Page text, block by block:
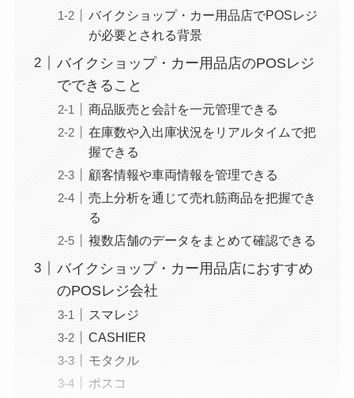
バイクショップ・カー用品店でPOSレジ
が必要とされる背景
バイクショップ・カー用品店のPOSレジ
でできること
商品販売と会計を一元管理できる
在庫数や入出庫状況をリアルタイムで把
握できる
顧客情報や車両情報を管理できる
売上分析を通じて売れ筋商品を把握でき
る
複数店舗のデータをまとめて確認できる
バイクショップ・カー用品店におすすめ
のPOSレジ会社
スマレジ
CASHIER
モタクル
ポスコ